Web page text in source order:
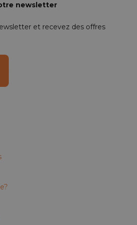
newsletter
et recevez des offres